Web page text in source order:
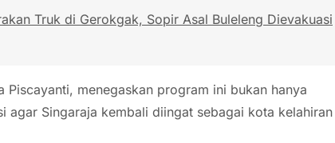
Truk di Gerokgak, Sopir Asal Buleleng Dievakuasi
Piscayanti, menegaskan program ini bukan hanya
agar Singaraja kembali diingat sebagai kota kelahiran